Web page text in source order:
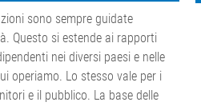
sono sempre guidate
Questo si estende ai rapporti
nei diversi paesi e nelle
operiamo. Lo stesso vale per i
e il pubblico. La base delle